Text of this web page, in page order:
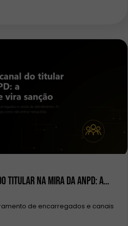
titular na mira da ANPD: a…
de encarregados e canais